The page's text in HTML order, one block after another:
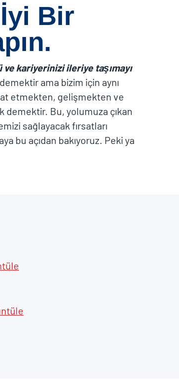
Bir
kariyerinizi ileriye taşımayı
ama bizim için aynı
etmekten, gelişmekten ve
Bu, yolumuza çıkan
sağlayacak fırsatları
bu açıdan bakıyoruz. Peki ya